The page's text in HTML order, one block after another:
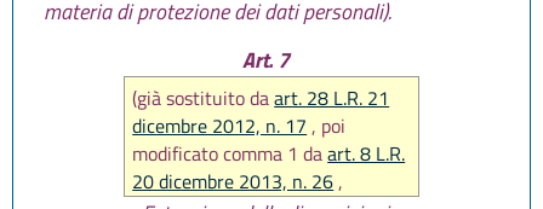
materia di protezione dei dati personali).
Art. 7
(già sostituito daart. 28 L.R. 21
dicembre 2012, n. 17 , poi
modificato comma 1 daart. 8 L.R.
20 dicembre 2013, n. 26,